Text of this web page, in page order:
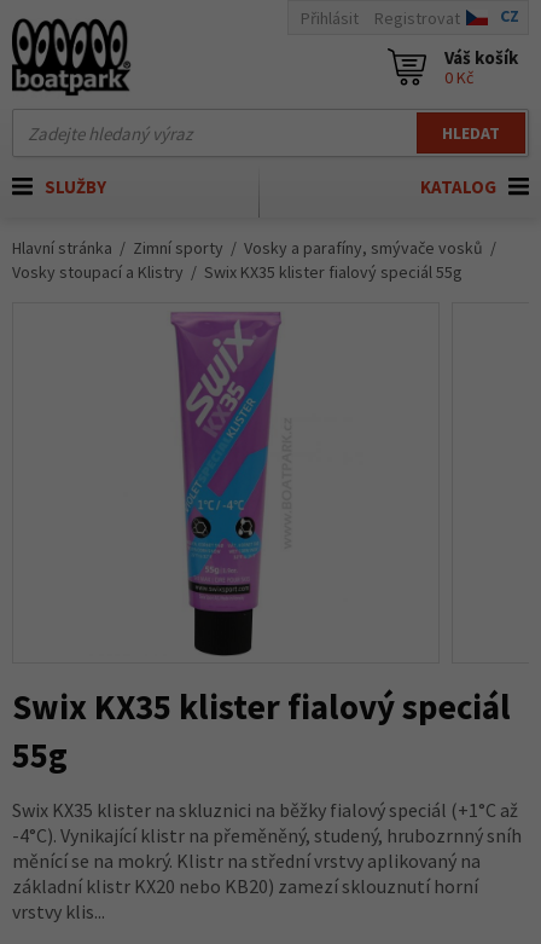
HLEDAT
Přihlásit Registrovat CZ
Váš košík
0 Kč
KATALOG
SLUŽBY
Hlavní stránka Zimní sporty
Vosky a parafíny, smývače vosků
Vosky stoupací a Klistry
Swix KX35 klister fialový speciál 55g
Swix KX35 klister fialový speciál
55g
Swix KX35 klister na skluznici na běžky fialový speciál (+1°C až
-4°C). Vynikající klistr na přeměněný, studený, hrubozrnný sníh
měnící se na mokrý. Klistr na střední vrstvy aplikovaný na
základní klistr KX20 nebo KB20) zamezí sklouznutí horní
vrstvy klis...